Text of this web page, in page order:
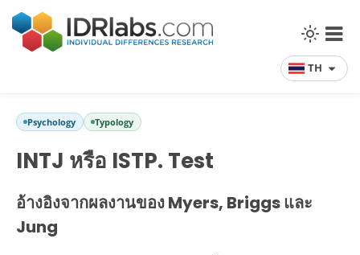
TH
Psychology Typology
INTJ หรือ ISTP. Test
อ้างอิงจากผลงานของ Myers, Briggs และ
Jung